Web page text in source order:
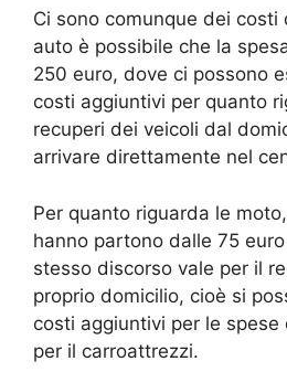
Ci sono comunque dei costi
auto è possibile che la
250 euro, dove ci possono
costi aggiuntivi per quanto
recuperi dei veicoli dal
arrivare direttamente nel
Per quanto riguarda le
hanno partono dalle 75
stesso discorso vale per il
proprio domicilio, cioè si
costi aggiuntivi per le spese
per il carroattrezzi.